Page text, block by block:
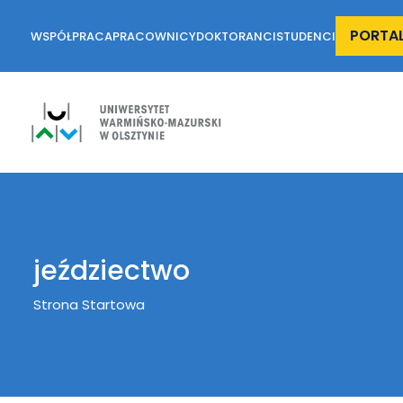
WSPÓŁPRACAPRACOWNICYDOKTORANCISTUDENCI
jeździectwo
Breadcrumb
Strona Startowa